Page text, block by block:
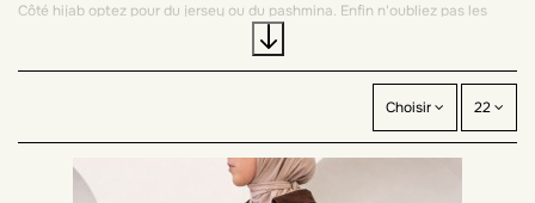
Côté hijab optez pour du jersey ou du pashmina. Enfin n'oubliez pas les
bottines pour sortir couverte de la tête aux pieds.
Choisir 22